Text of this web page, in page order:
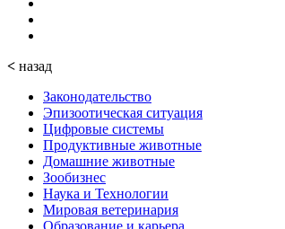
< назад
Законодательство
Эпизоотическая ситуация
Цифровые системы
Продуктивные животные
Домашние животные
Зообизнес
Наука и Технологии
Мировая ветеринария
Образование и карьера